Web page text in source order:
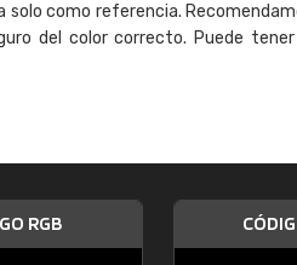
solo como referencia.
del color correcto. Puede
RGB
"Buen servicio. No
encontrar/comprar lo